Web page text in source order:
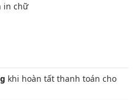
in chữ
khi hoàn tất thanh toán cho